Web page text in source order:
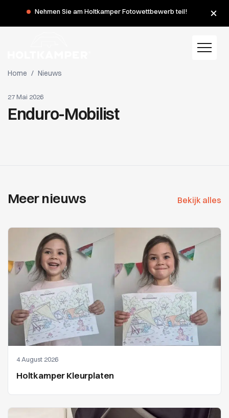
Nehmen Sie am Holtkamper Fotowettbewerb teil!
Home / Nieuws
27 Mai 2026
Enduro-Mobilist
Meer nieuws Bekijk alles
4 August 2026
Holtkamper Kleurplaten